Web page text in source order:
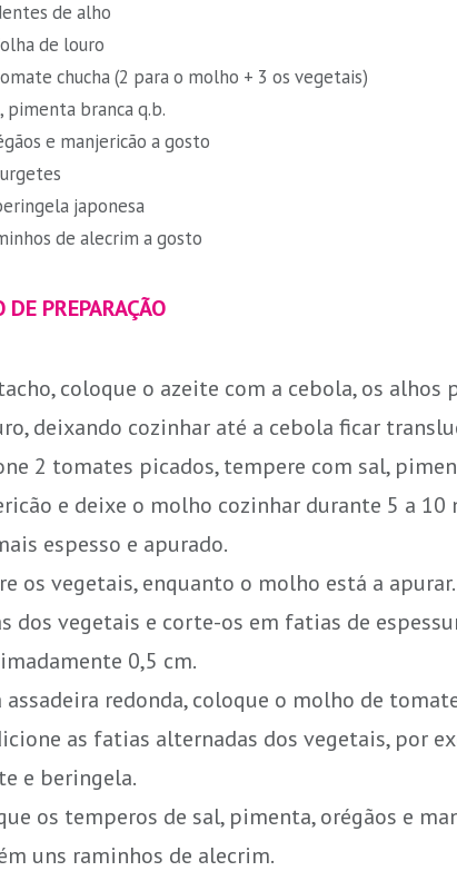
de alho
de louro
chucha (2 para o molho + 3 os vegetais)
pimenta branca q.b.
e manjericão a gosto
japonesa
de alecrim a gosto
DE PREPARAÇÃO
coloque o azeite com a cebola, os alhos
deixando cozinhar até a cebola ficar
2 tomates picados, tempere com sal,
e deixe o molho cozinhar durante 5 a 10
espesso e apurado.
os vegetais, enquanto o molho está a
dos vegetais e corte-os em fatias de
0,5 cm.
assadeira redonda, coloque o molho de
as fatias alternadas dos vegetais, por
e beringela.
os temperos de sal, pimenta, orégãos e
uns raminhos de alecrim.